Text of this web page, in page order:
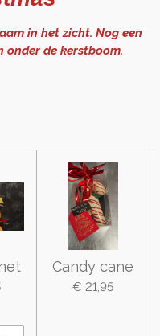
het zicht. Nog een
onder de kerstboom.
Candy cane
€ 21,95